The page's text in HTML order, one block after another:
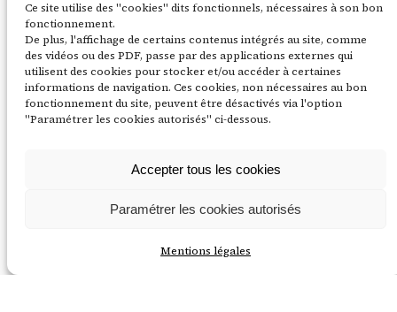
Ce site utilise des "cookies" dits fonctionnels, nécessaires à son bon
fonctionnement.
De plus, l'affichage de certains contenus intégrés au site, comme
des vidéos ou des PDF, passe par des applications externes qui
utilisent des cookies pour stocker et/ou accéder à certaines
informations de navigation. Ces cookies, non nécessaires au bon
fonctionnement du site, peuvent être désactivés via l'option
"Paramétrer les cookies autorisés" ci-dessous.
Accepter tous les cookies
Paramétrer les cookies autorisés
Mentions légales
enjeux des
territoires. Et
si vous
lanciez votre
résidence ?
16 juin 2025